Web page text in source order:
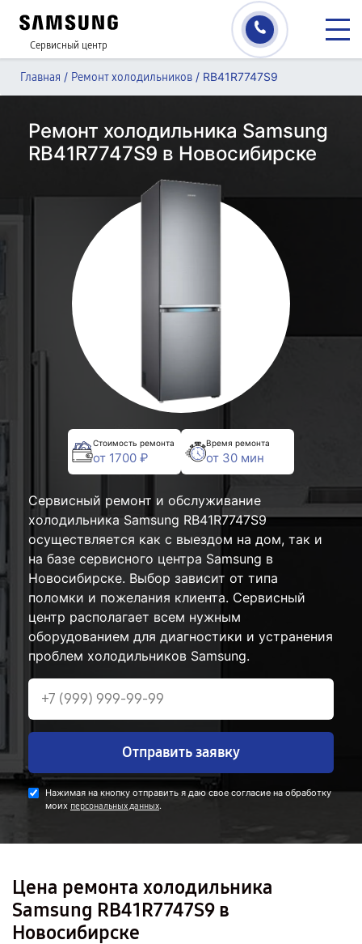
Сервисный центр
Главная / Ремонт холодильников / RB41R7747S9
Ремонт холодильника Samsung
RB41R7747S9 в Новосибирске
Стоимость ремонта
от 1700 ₽
Время ремонта
от 30 мин
Сервисный ремонт и обслуживание
холодильника Samsung RB41R7747S9
осуществляется как с выездом на дом, так и
на базе сервисного центра Samsung в
Новосибирске. Выбор зависит от типа
поломки и пожелания клиента. Сервисный
центр располагает всем нужным
оборудованием для диагностики и устранения
проблем холодильников Samsung.
Отправить заявку
Нажимая на кнопку отправить я даю свое согласие на обработку
моих персональных данных.
Цена ремонта холодильника
Samsung RB41R7747S9 в
Новосибирске